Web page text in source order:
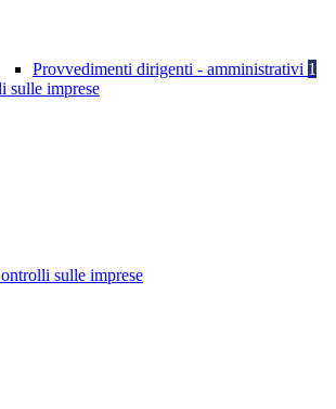
Provvedimenti dirigenti - amministrativi 1
sulle imprese
sulle imprese